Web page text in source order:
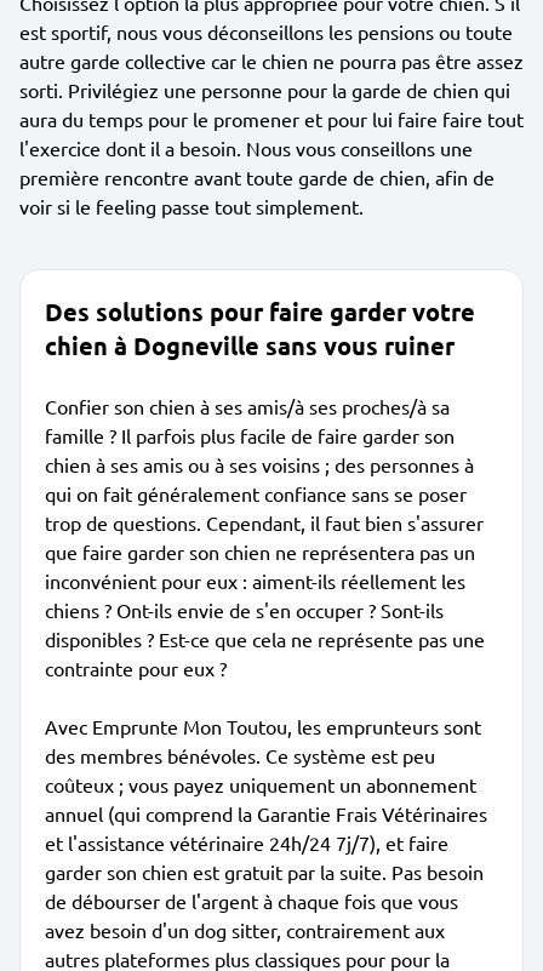
est sportif, nous vous déconseillons les pensions ou toute
autre garde collective car le chien ne pourra pas être assez
sorti. Privilégiez une personne pour la garde de chien qui
aura du temps pour le promener et pour lui faire faire tout
l'exercice dont il a besoin. Nous vous conseillons une
première rencontre avant toute garde de chien, afin de
voir si le feeling passe tout simplement.
Des solutions pour faire garder votre
chien à Dogneville sans vous ruiner
Confier son chien à ses amis/à ses proches/à sa
famille ? Il parfois plus facile de faire garder son
chien à ses amis ou à ses voisins ; des personnes à
qui on fait généralement confiance sans se poser
trop de questions. Cependant, il faut bien s'assurer
que faire garder son chien ne représentera pas un
inconvénient pour eux : aiment-ils réellement les
chiens ? Ont-ils envie de s'en occuper ? Sont-ils
disponibles ? Est-ce que cela ne représente pas une
contrainte pour eux ?
Avec Emprunte Mon Toutou, les emprunteurs sont
des membres bénévoles. Ce système est peu
coûteux ; vous payez uniquement un abonnement
annuel (qui comprend la Garantie Frais Vétérinaires
et l'assistance vétérinaire 24h/24 7j/7), et faire
garder son chien est gratuit par la suite. Pas besoin
de débourser de l'argent à chaque fois que vous
avez besoin d'un dog sitter, contrairement aux
autres plateformes plus classiques pour pour la